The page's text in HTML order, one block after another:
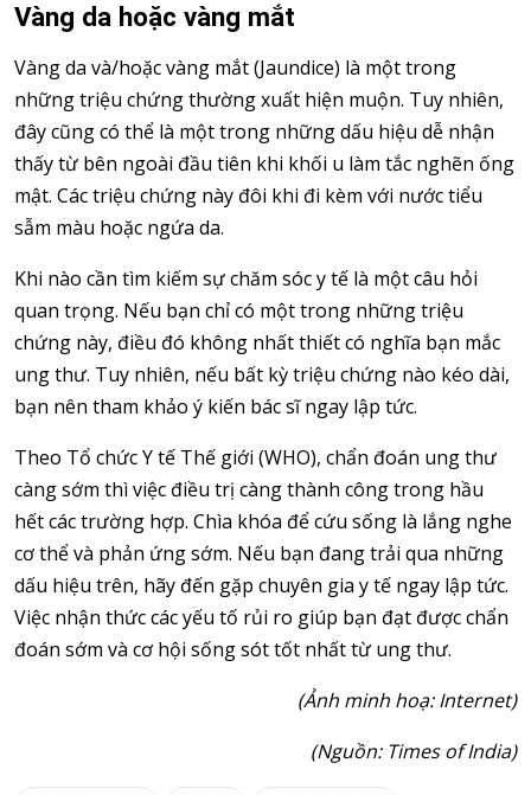
Vàng da hoặc vàng mắt
Vàng da và/hoặc vàng mắt (Jaundice) là một trong
những triệu chứng thường xuất hiện muộn. Tuy nhiên,
đây cũng có thể là một trong những dấu hiệu dễ nhận
thấy từ bên ngoài đầu tiên khi khối u làm tắc nghẽn ống
mật. Các triệu chứng này đôi khi đi kèm với nước tiểu
sẫm màu hoặc ngứa da.
Khi nào cần tìm kiếm sự chăm sóc y tế là một câu hỏi
quan trọng. Nếu bạn chỉ có một trong những triệu
chứng này, điều đó không nhất thiết có nghĩa bạn mắc
ung thư. Tuy nhiên, nếu bất kỳ triệu chứng nào kéo dài,
bạn nên tham khảo ý kiến bác sĩ ngay lập tức.
Theo Tổ chức Y tế Thế giới (WHO), chẩn đoán ung thư
càng sớm thì việc điều trị càng thành công trong hầu
hết các trường hợp. Chìa khóa để cứu sống là lắng nghe
cơ thể và phản ứng sớm. Nếu bạn đang trải qua những
dấu hiệu trên, hãy đến gặp chuyên gia y tế ngay lập tức.
Việc nhận thức các yếu tố rủi ro giúp bạn đạt được chẩn
đoán sớm và cơ hội sống sót tốt nhất từ ung thư.
(Ảnh minh hoạ: Internet)
(Nguồn: Times of India)